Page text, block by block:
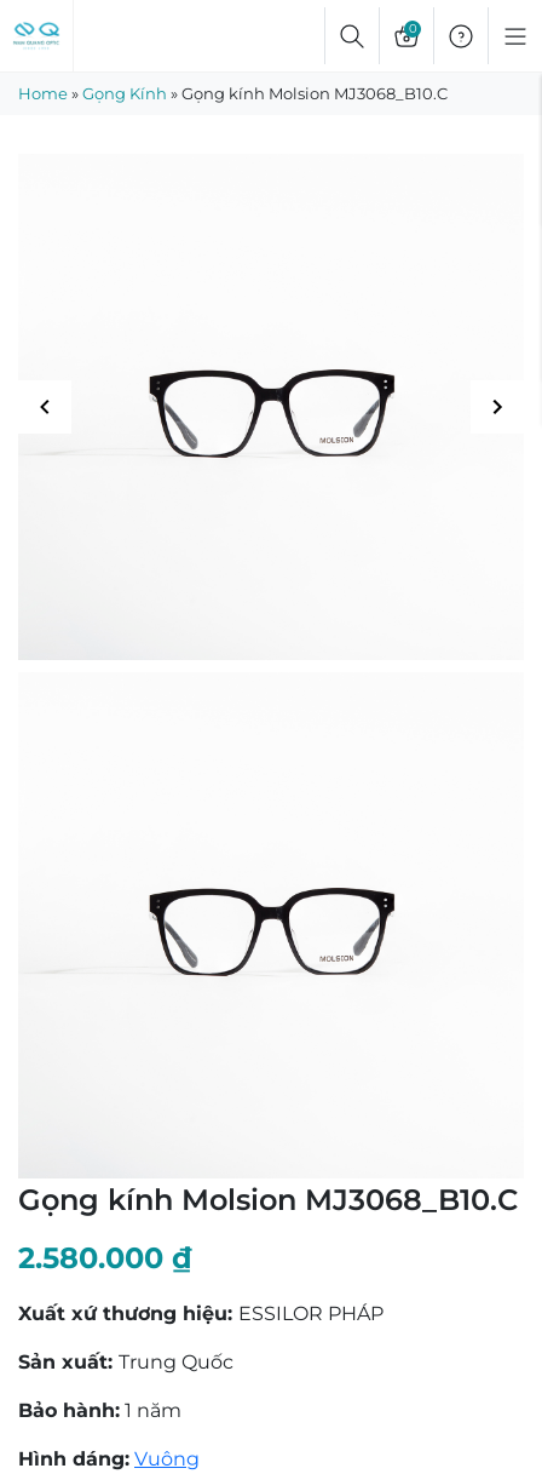
to
0
Home»Gọng Kính »Gọng kính Molsion MJ3068_B10.C
Gọng kính Molsion MJ3068_B10.C
2.580.000 ₫
Xuất xứ thương hiệu: ESSILOR PHÁP
Sản xuất: Trung Quốc
Bảo hành: 1 năm
Hình dáng: Vuông